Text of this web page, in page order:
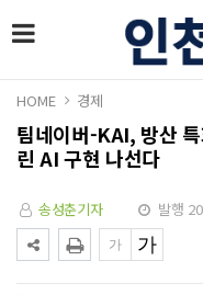
HOME 경제
팀네이버-KAI, 방산
린 AI 구현 나선다
송성춘기자 발행